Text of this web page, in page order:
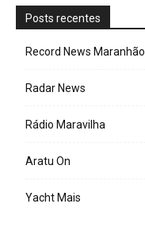
Posts recentes
Record News Maranhão
Radar News
Rádio Maravilha
Aratu On
Yacht Mais